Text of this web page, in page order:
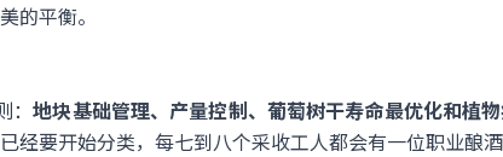
的平衡。
：地块基础管理、产量控制、葡萄树干寿命最优化和植
经要开始分类，每七到八个采收工人都会有一位职业酿酒